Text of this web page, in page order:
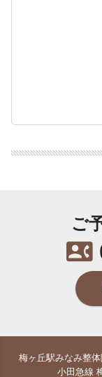
ご
contact_phone
梅ヶ丘駅みなみ整
小田急線